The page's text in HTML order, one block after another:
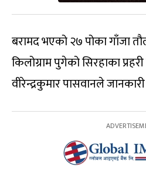
बरामद भएको २७ पोका गाँजा
किलोग्राम पुगेको सिरहाका
वीरेन्द्रकुमार पासवानले